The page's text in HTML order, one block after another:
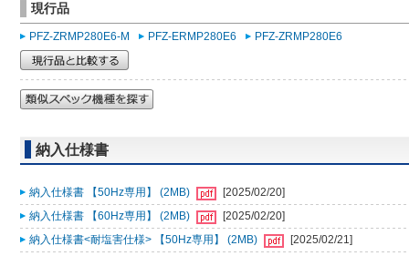
現行品
PFZ-ZRMP280E6-M PFZ-ERMP280E6 PFZ-ZRMP280E6
納入仕様書
納入仕様書 【50Hz専用】 (2MB)
[2025/02/20]
納入仕様書 【60Hz専用】 (2MB)
[2025/02/20]
納入仕様書<耐塩害仕様> 【50Hz専用】 (2MB)
[2025/02/21]